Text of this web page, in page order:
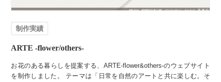
制作実績
ARTE -flower/others-
お花のある暮らしを提案する、ARTE-flower&others-のウェブサイト
を制作しました。 テーマは「日常を自然のアートと共に楽しむ。そ